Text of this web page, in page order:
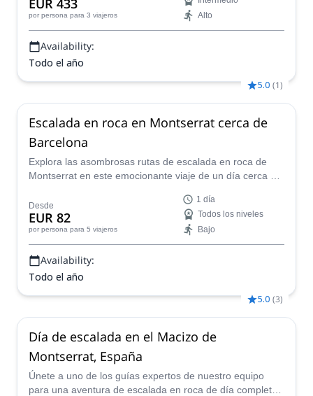
EUR 433
por persona para 3 viajeros
Alto
Availability:
Todo el año
5.0 (1)
Escalada en roca en Montserrat cerca de
Barcelona
Explora las asombrosas rutas de escalada en roca de
Montserrat en este emocionante viaje de un día cerca de
lugar icónico en Cataluña.
Desde
EUR 82
por persona para 5 viajeros
1 día
Todos los niveles
Bajo
Availability:
Todo el año
5.0 (3)
Día de escalada en el Macizo de
Montserrat, España
Únete a uno de los guías expertos de nuestro equipo
para una aventura de escalada en roca de día completo